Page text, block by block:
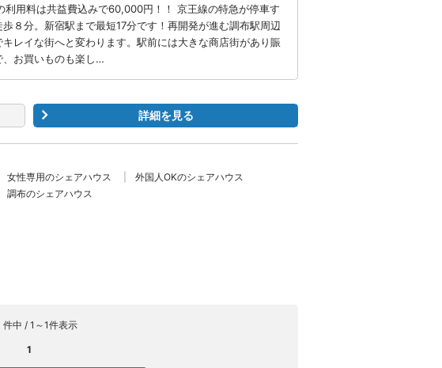
利用料は共益費込みで60,000円！！ 京王線の特急が停車す
８分。新宿駅まで最短17分です！再開発が進む調布駅周辺
キレイな街へと変わります。駅前には大きな商店街があり賑
、お買いものも楽し…
詳細を見る
女性専用のシェアハウス
外国人OKのシェアハウス
調布のシェアハウス
件中 / 1～1件表示
1